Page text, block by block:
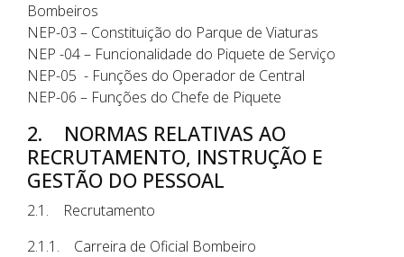
Bombeiros
NEP-03 – Constituição do Parque de Viaturas
NEP -04 – Funcionalidade do Piquete de Serviço
NEP-05 - Funções do Operador de Central
NEP-06 – Funções do Chefe de Piquete
2. NORMAS RELATIVAS AO
RECRUTAMENTO, INSTRUÇÃO E
GESTÃO DO PESSOAL
2.1. Recrutamento
2.1.1. Carreira de Oficial Bombeiro